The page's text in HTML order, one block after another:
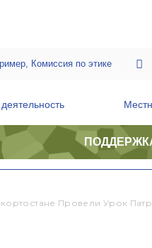
Провели Урок